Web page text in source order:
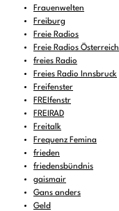
Frauenwelten
Freiburg
Freie Radios
Freie Radios Österreich
freies Radio
Freies Radio Innsbruck
Freifenster
FREIfenstr
FREIRAD
Freitalk
Frequenz Femina
frieden
friedensbündnis
gaismair
Gans anders
Geld